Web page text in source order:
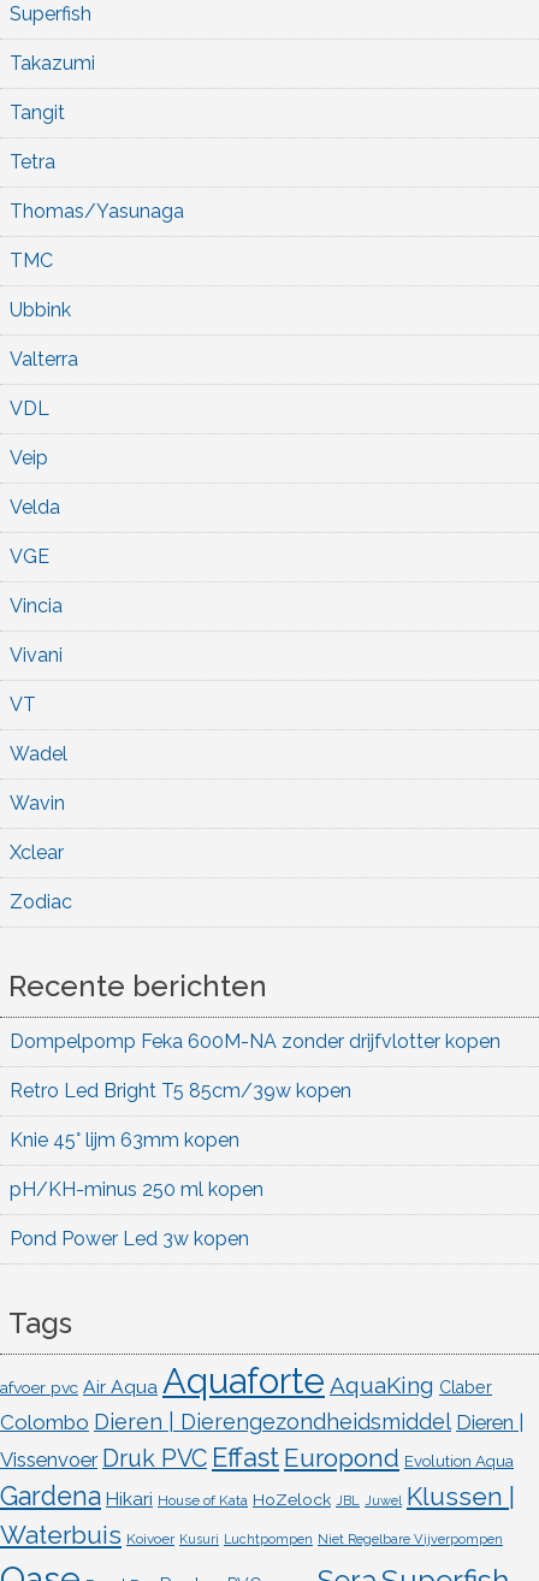
Superfish
Takazumi
Tangit
Tetra
Thomas/Yasunaga
TMC
Ubbink
Valterra
VDL
Veip
Velda
VGE
Vincia
Vivani
VT
Wadel
Wavin
Xclear
Zodiac
Recente berichten
Dompelpomp Feka 600M-NA zonder drijfvlotter kopen
Retro Led Bright T5 85cm/39w kopen
Knie 45° lijm 63mm kopen
pH/KH-minus 250 ml kopen
Pond Power Led 3w kopen
Tags
afvoer pvc Air Aqua Aquaforte AquaKing Claber
Colombo Dieren | Dierengezondheidsmiddel Dieren |
Vissenvoer Druk PVC Effast Europond Evolution Aqua
Gardena Hikari House of Kata HoZelock JBL Juwel Klussen |
Waterbuis Koivoer Kusuri Luchtpompen Niet Regelbare Vijverpompen